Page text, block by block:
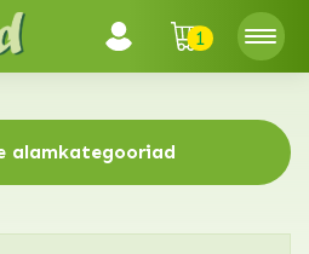
1
alamkategooriad